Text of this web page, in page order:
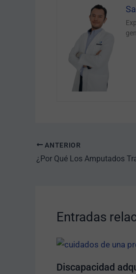
ANTERIOR
¿Por Qué Los Amputados
Entradas
Discapacidad